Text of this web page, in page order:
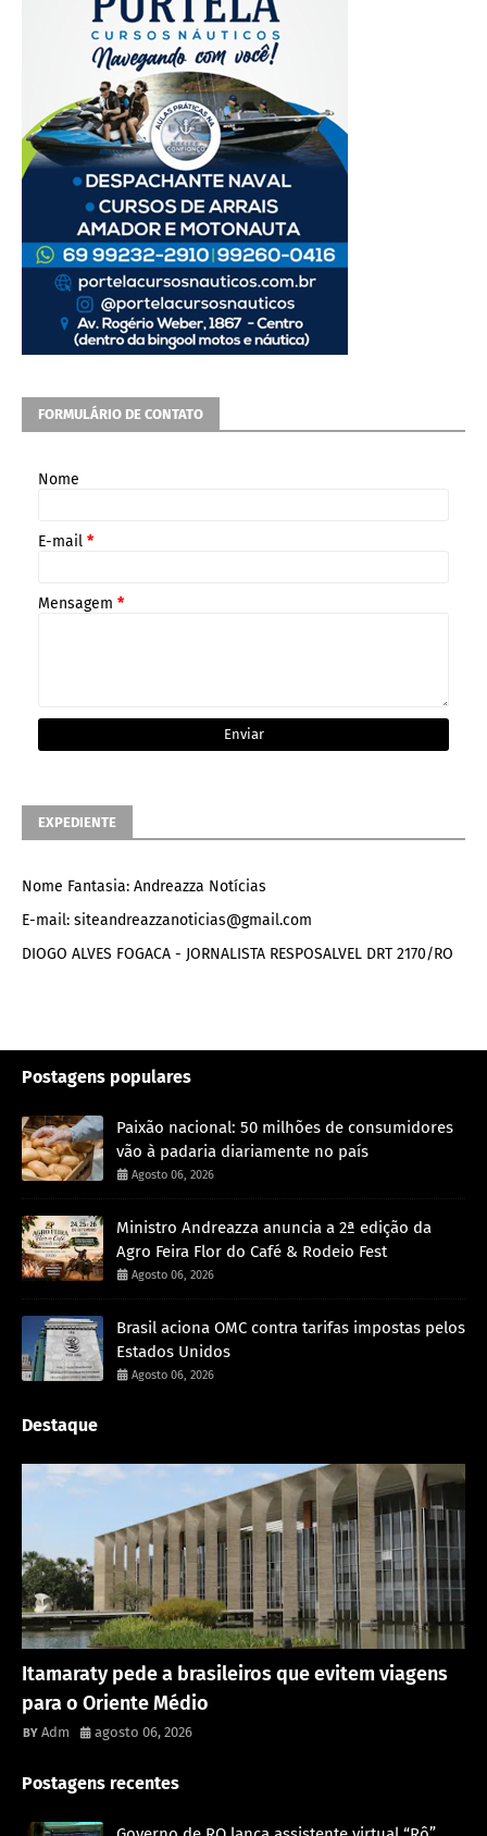
FORMULÁRIO DE CONTATO
Nome
E-mail *
Mensagem *
EXPEDIENTE
Nome Fantasia: Andreazza Notícias
E-mail: siteandreazzanoticias@gmail.com
DIOGO ALVES FOGACA - JORNALISTA RESPOSALVEL DRT 2170/RO
Postagens populares
Paixão nacional: 50 milhões de consumidores
vão à padaria diariamente no país
Agosto 06, 2026
Ministro Andreazza anuncia a 2ª edição da
Agro Feira Flor do Café & Rodeio Fest
Agosto 06, 2026
Brasil aciona OMC contra tarifas impostas pelos
Estados Unidos
Agosto 06, 2026
Destaque
Itamaraty pede a brasileiros que evitem viagens
para o Oriente Médio
Adm agosto 06, 2026
Postagens recentes